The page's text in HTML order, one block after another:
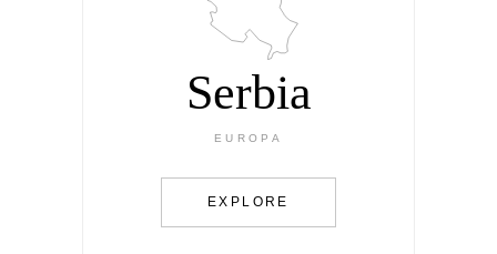
Serbia
EUROPA
EXPLORE